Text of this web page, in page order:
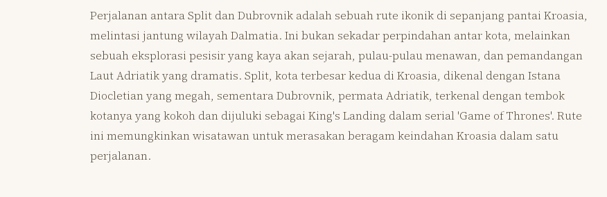
Perjalanan antara Split dan Dubrovnik adalah sebuah rute ikonik di sepanjang pantai Kroasia,
melintasi jantung wilayah Dalmatia. Ini bukan sekadar perpindahan antar kota, melainkan
sebuah eksplorasi pesisir yang kaya akan sejarah, pulau-pulau menawan, dan pemandangan
Laut Adriatik yang dramatis. Split, kota terbesar kedua di Kroasia, dikenal dengan Istana
Diocletian yang megah, sementara Dubrovnik, permata Adriatik, terkenal dengan tembok
kotanya yang kokoh dan dijuluki sebagai King's Landing dalam serial 'Game of Thrones'. Rute
ini memungkinkan wisatawan untuk merasakan beragam keindahan Kroasia dalam satu
perjalanan.